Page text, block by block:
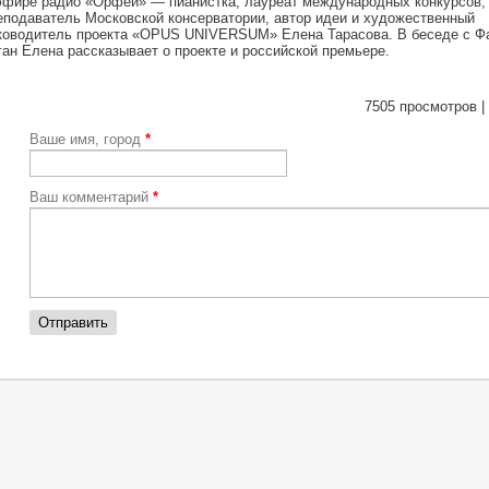
Московской консерватории, автор идеи и художественный
проекта «OPUS UNIVERSUM» Елена Тарасова. В беседе с
Елена рассказывает о проекте и российской премьере.
7505 просмотров |
Ваше имя, город *
Ваш комментарий *